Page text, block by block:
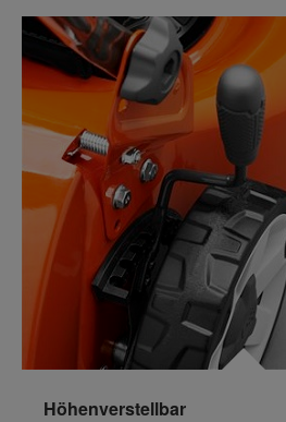
Höhenverstellbar